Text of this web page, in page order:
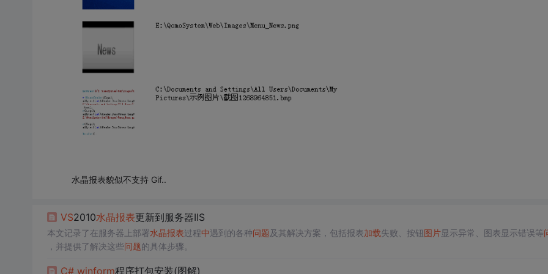
水晶报表貌似不支持 Gif..
VS2010水晶报表更新到服务器IIS
本文记录了在服务器上部署水晶报表过程中遇到的各种问题及其解决方案，包括报表加载失败、按钮图片显示异常、图表显示错误等
，并提供了解决这些问题的具体步骤。
C# winform程序打包安装(图解)